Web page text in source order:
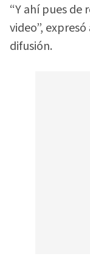
“Y ahí pues
video”,
difusión.